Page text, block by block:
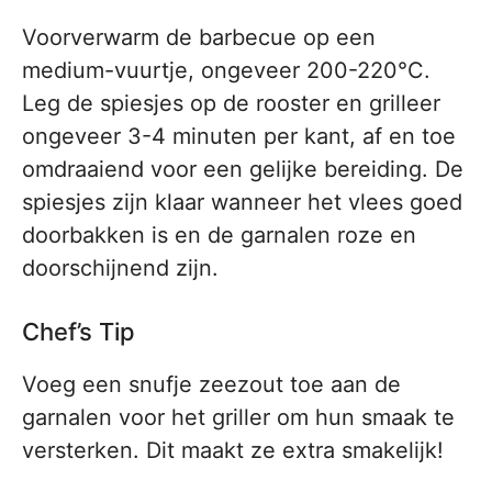
Voorverwarm de barbecue op een
medium-vuurtje, ongeveer 200-220°C.
Leg de spiesjes op de rooster en grilleer
ongeveer 3-4 minuten per kant, af en toe
omdraaiend voor een gelijke bereiding. De
spiesjes zijn klaar wanneer het vlees goed
doorbakken is en de garnalen roze en
doorschijnend zijn.
Chef’s Tip
Voeg een snufje zeezout toe aan de
garnalen voor het griller om hun smaak te
versterken. Dit maakt ze extra smakelijk!